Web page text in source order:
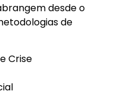
desde o
de
Crise